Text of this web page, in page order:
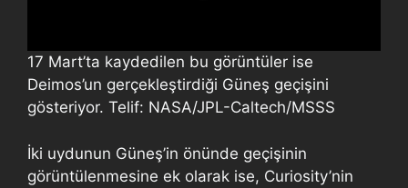
17 Mart’ta kaydedilen bu görüntüler ise
Deimos’un gerçekleştirdiği Güneş geçişini
gösteriyor. Telif: NASA/JPL-Caltech/MSSS
İki uydunun Güneş’in önünde geçişinin
görüntülenmesine ek olarak ise, Curiosity’nin